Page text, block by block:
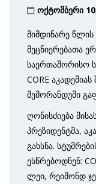
ოქტომბერი
მიმდინარე
მეცნიერებათა
საერთაშორისო
CORE
მემორანდუმი
ღონისძიება
პრეზიდენტმა,
გახსნა.
ესწრებოდნენ:
ლეი, რეიმონდ